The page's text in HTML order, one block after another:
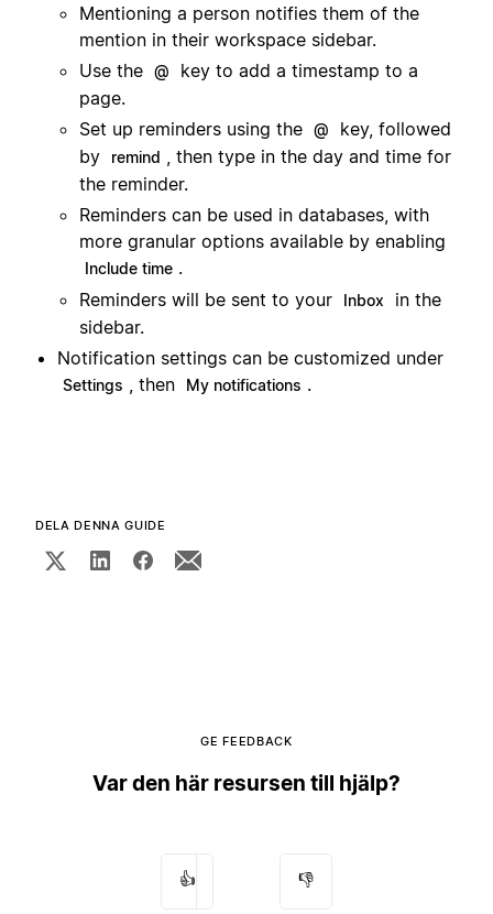
Mentioning a person notifies them of the
mention in their workspace sidebar.
Use the @
key to add a timestamp to a
page.
Set up reminders using the @
key, followed
by
remind , then type in the day and time for
the reminder.
Reminders can be used in databases, with
more granular options available by enabling
Include time .
Reminders will be sent to your
Inbox
in the
sidebar.
Notification settings can be customized under
Settings , then My notifications .
DELA DENNA GUIDE
GE FEEDBACK
Var den här resursen till hjälp?
👍 👎